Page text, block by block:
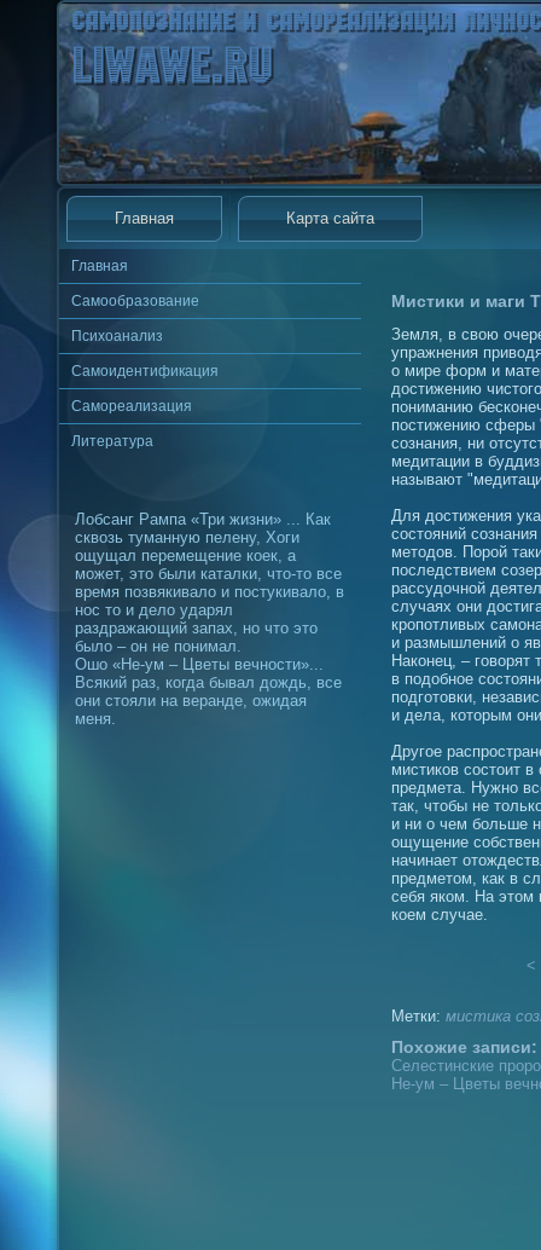
Главная Карта сайта
Главная
Самообразование
Психоанализ
Самоидентификация
Самореализация
Литература
Лобсанг Рампа «Три жизни» ... Как
сквозь туманную пелену, Хоги
ощущал перемещение коек, а
может, это были каталки, что-то все
время позвякивало и постукивало, в
нос то и дело ударял
раздражающий запах, но что это
было – он не понимал.
Ошо «Не-ум – Цветы вечности»...
Всякий раз, когда бывал дождь, все
они стояли на веранде, ожидая
меня.
Мистики и маги
Земля, в свою
упражнения
о мире форм и
достижению
пониманию
постижению сферы
сознания, ни
медитации в
называют
Для достижения
состояний
методов. Порой
последствием
рассудочной
случаях они
кропотливых
и размышлений о
Наконец, –
в подобное
подготовки,
и дела, которым
Другое
мистиков состоит в
предмета. Нужно
так, чтобы не
и ни о чем больше
ощущение
начинает
предметом, как в
себя яком. На этом
коем случае.
<
Метки: мистика
Похожие записи:
Селестинские
Не-ум – Цветы